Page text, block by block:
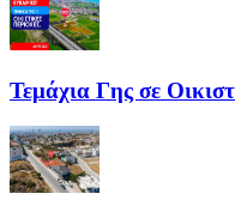
Τεμάχια Γης σε